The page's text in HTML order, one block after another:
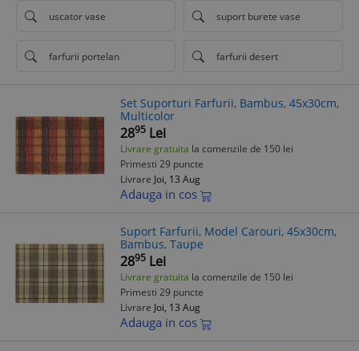
uscator vase suport burete vase
farfurii portelan farfurii desert
Set Suporturi Farfurii, Bambus, 45x30cm,
Multicolor
2895 Lei
Livrare gratuita la comenzile de 150 lei
Primesti 29 puncte
Livrare Joi, 13 Aug
Adauga in cos
Suport Farfurii, Model Carouri, 45x30cm,
Bambus, Taupe
2895 Lei
Livrare gratuita la comenzile de 150 lei
Primesti 29 puncte
Livrare Joi, 13 Aug
Adauga in cos